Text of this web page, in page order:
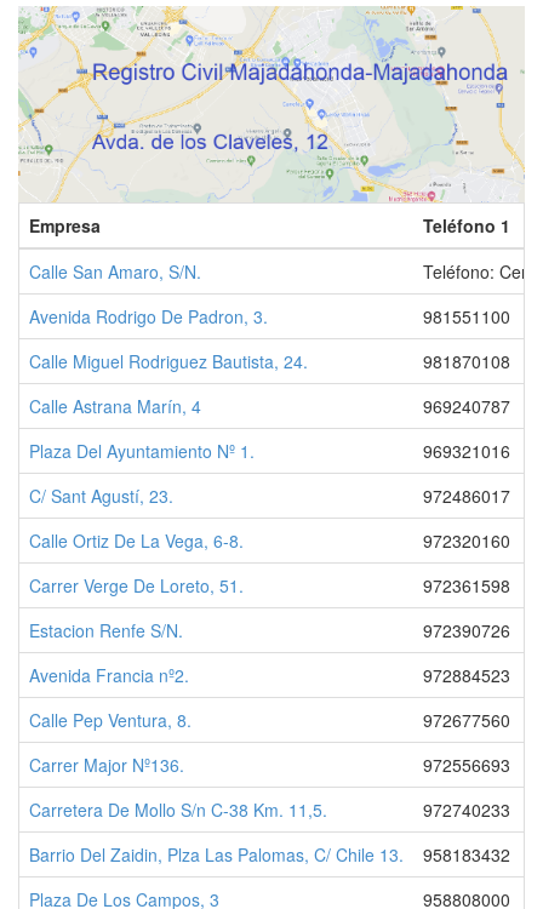
Empresa
Teléfono 1
Calle San Amaro, S/N.
Teléfono:
Avenida Rodrigo De Padron, 3.
981551100
Calle Miguel Rodriguez Bautista, 24.
981870108
Calle Astrana Marín, 4
969240787
Plaza Del Ayuntamiento Nº 1.
969321016
C/ Sant Agustí, 23.
972486017
Calle Ortiz De La Vega, 6-8.
972320160
Carrer Verge De Loreto, 51.
972361598
Estacion Renfe S/N.
972390726
Avenida Francia nº2.
972884523
Calle Pep Ventura, 8.
972677560
Carrer Major Nº136.
972556693
Carretera De Mollo S/n C-38 Km. 11,5.
972740233
Barrio Del Zaidin, Plza Las Palomas, C/ Chile 13.
958183432
Plaza De Los Campos, 3
958808000